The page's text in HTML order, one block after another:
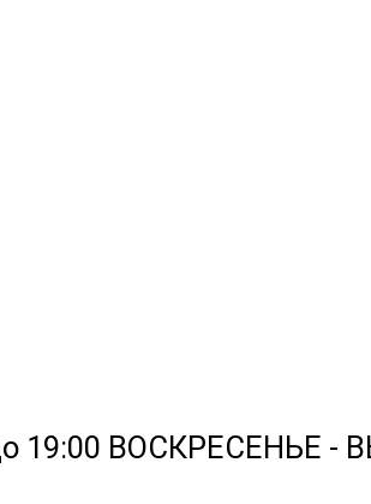
19:00 ВОСКРЕСЕНЬЕ